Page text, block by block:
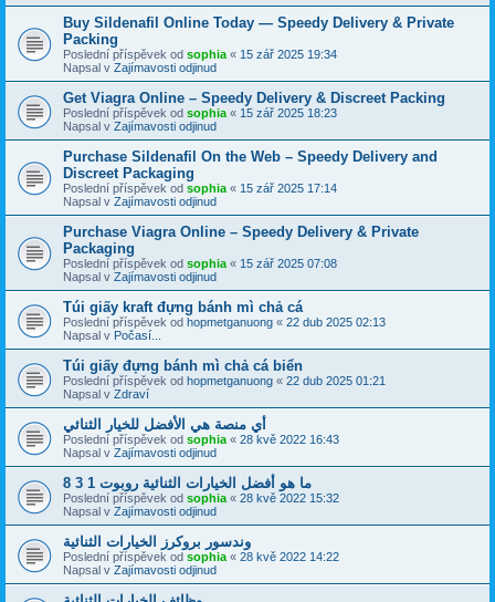
Buy Sildenafil Online Today — Speedy Delivery & Private
Packing
Poslední příspěvek od sophia « 15 zář 2025 19:34
Napsal v Zajímavosti odjinud
Get Viagra Online – Speedy Delivery & Discreet Packing
Poslední příspěvek od sophia « 15 zář 2025 18:23
Napsal v Zajímavosti odjinud
Purchase Sildenafil On the Web – Speedy Delivery and
Discreet Packaging
Poslední příspěvek od sophia « 15 zář 2025 17:14
Napsal v Zajímavosti odjinud
Purchase Viagra Online – Speedy Delivery & Private
Packaging
Poslední příspěvek od sophia « 15 zář 2025 07:08
Napsal v Zajímavosti odjinud
Túi giấy kraft đựng bánh mì chả cá
Poslední příspěvek od hopmetganuong « 22 dub 2025 02:13
Napsal v Počasí...
Túi giấy đựng bánh mì chả cá biển
Poslední příspěvek od hopmetganuong « 22 dub 2025 01:21
Napsal v Zdraví
أي منصة هي الأفضل للخيار الثنائي
Poslední příspěvek od sophia « 28 kvě 2022 16:43
Napsal v Zajímavosti odjinud
ما هو أفضل الخيارات الثنائية روبوت 1 3 8
Poslední příspěvek od sophia « 28 kvě 2022 15:32
Napsal v Zajímavosti odjinud
وندسور بروكرز الخيارات الثنائية
Poslední příspěvek od sophia « 28 kvě 2022 14:22
Napsal v Zajímavosti odjinud